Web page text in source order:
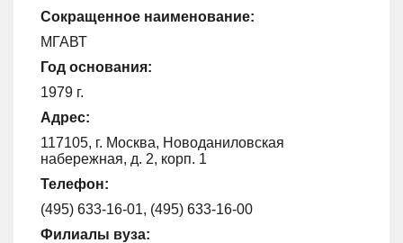
Сокращенное наименование:
МГАВТ
Год основания:
1979 г.
Адрес:
117105, г. Москва, Новоданиловская
набережная, д. 2, корп. 1
Телефон:
(495) 633-16-01, (495) 633-16-00
Филиалы вуза: